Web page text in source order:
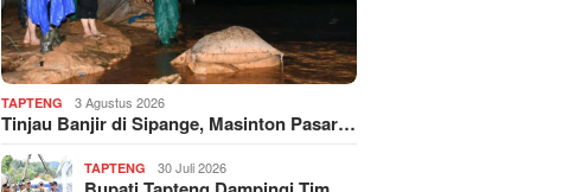
TAPTENG 3 Agustus 2026
Tinjau Banjir di Sipange, Masinton Pasar…
TAPTENG 30 Juli 2026